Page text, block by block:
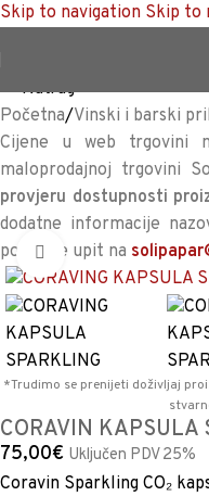
Skip to navigation Skip to
<<Natrag
Početna/Vinski i barski
Cijene u web trgovini
maloprodajnoj trgovini
provjeru dostupnosti
dodatne informacije
pošaljite upit na
Povećaj sliku
*Trudimo se prenijeti doživljaj
CORAVIN KAPSULA
75,00€ Uključen PDV 25%
Coravin Sparkling CO₂